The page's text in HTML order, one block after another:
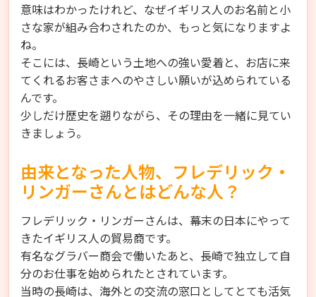
意味はわかったけれど、なぜイギリス人のお名前と小
さな家が組み合わされたのか、もっと気になりますよ
ね。
そこには、長崎という土地への強い愛着と、お店に来
てくれるお客さまへのやさしい願いが込められている
んです。
少しだけ歴史を遡りながら、その理由を一緒に見てい
きましょう。
由来となった人物、フレデリック・
リンガーさんとはどんな人？
フレデリック・リンガーさんは、幕末の日本にやって
きたイギリス人の貿易商です。
有名なグラバー商会で働いたあと、長崎で独立して自
分のお仕事を始められたとされています。
当時の長崎は、海外との交流の窓口としてとても活気